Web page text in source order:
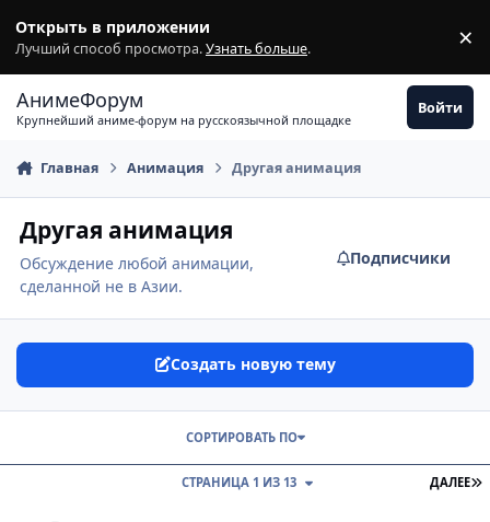
Открыть в приложении
Лучший способ просмотра.Узнать больше. ×
АнимеФорум
Крупнейший аниме-форум на русскоязычной площадке
Войти
Главная Анимация Другая анимация
Другая анимация
Обсуждение любой анимации,
сделанной не в Азии.
Подписчики
Создать новую тему
ДАЛЕЕ
СТРАНИЦА 1 ИЗ 13
СОРТИРОВАТЬ ПО